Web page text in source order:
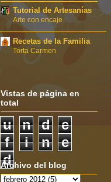
Tutorial de Artesanías
Arte con encaje
Recetas de la Familia
Torta Carmen
Vistas de página en
total
u n d
e
f
i n
e
d
Archivo del blog